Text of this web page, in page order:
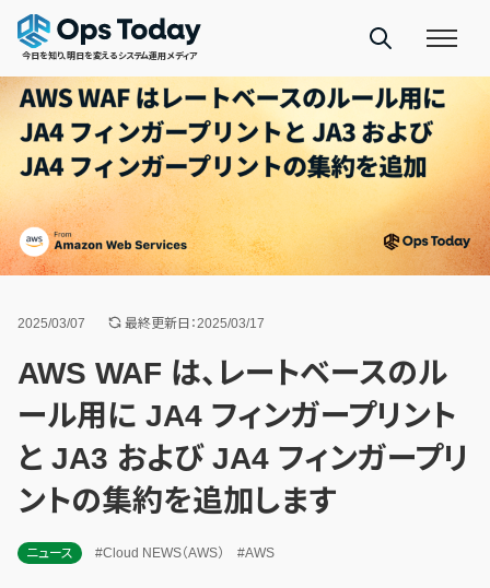
今日を知り、明日を変えるシステム運用メディア
2025/03/07 最終更新日：2025/03/17
AWS WAF は、レートベースのル
ール用に JA4 フィンガープリント
と JA3 および JA4 フィンガープリ
ントの集約を追加します
ニュース #Cloud NEWS（AWS） #AWS